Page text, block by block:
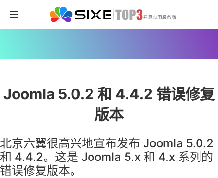
Joomla 5.0.2 和 4.4.2 错误修复
版本
北京六翼很高兴地宣布发布 Joomla 5.0.2
和 4.4.2。这是 Joomla 5.x 和 4.x 系列的
错误修复版本。